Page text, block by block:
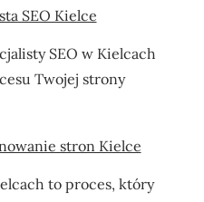
SEO Kielce
SEO w Kielcach
Twojej strony
stron Kielce
to proces, który